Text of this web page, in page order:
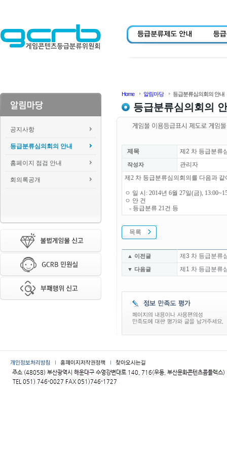
공지사항
등급분류심의회의 안내
홈페이지 점검 안내
회의록공개
Home 알림마당 등급분류심의회의 안내
등급분류심의회의
제목 제2 차 등급분류
작성자
관리자
제2 차 등급분류심의회의를 다음과
ㅇ 일 시: 2014년 6월 27일(금),
ㅇ 안 건
- 등급분류 21건 등
목록
▲ 이전글 제3 차 등급분류
▼ 다음글 제1 차 등급분류